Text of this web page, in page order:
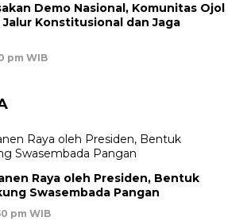
Demo Nasional, Komunitas Ojol
Jalur Konstitusional dan Jaga
pm WIB
Raya oleh Presiden, Bentuk
Swasembada Pangan
pm WIB